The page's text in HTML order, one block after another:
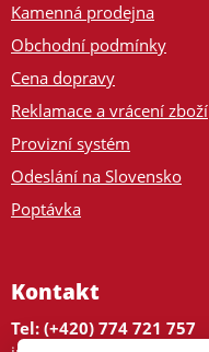
Kamenná prodejna
Obchodní podmínky
Cena dopravy
Reklamace a vrácení zboží
Provizní systém
Odeslání na Slovensko
Poptávka
Kontakt
Tel: (+420) 774 721 757